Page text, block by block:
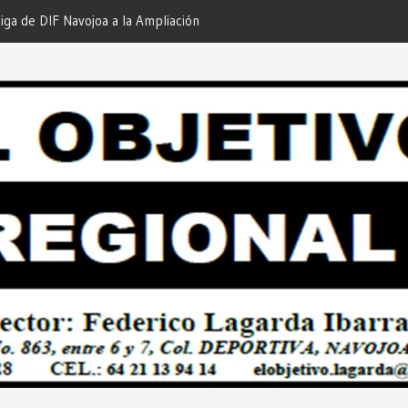
de DIF Navojoa a la Ampliación
de Servicios… Desde: Redacción
Nuestras Familias!… Desde: